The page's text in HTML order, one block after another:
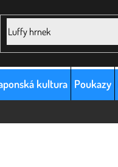
kultura Poukazy